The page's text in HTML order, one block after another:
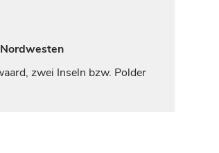
zwei Inseln bzw. Polder